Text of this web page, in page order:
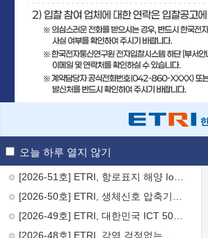
오늘 하루 열지 않기
보도자료
[2026-52호] ETRI, ITU-T 자율주행차 국제표준화 주도한다